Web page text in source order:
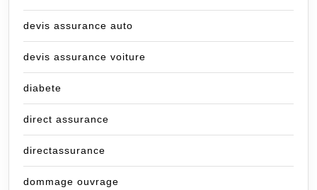
devis assurance auto
devis assurance voiture
diabete
direct assurance
directassurance
dommage ouvrage